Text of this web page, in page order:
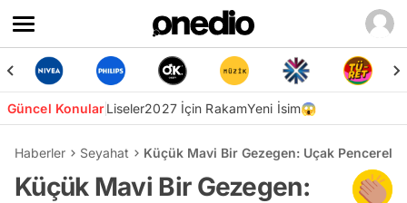
Güncel KonularLiseler2027 İçin RakamYeni İsim😱
Haberler Seyahat Küçük Mavi Bir Gezegen: Uçak
Küçük Mavi Bir Gezegen: